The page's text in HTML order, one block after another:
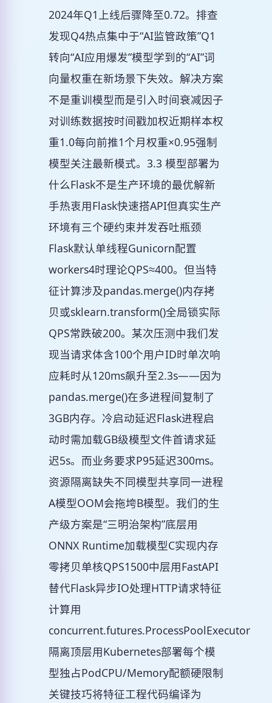
2024年Q1上线后骤降至0.72。排查
发现Q4热点集中于“AI监管政策”Q1
转向“AI应用爆发”模型学到的“AI”词
向量权重在新场景下失效。解决方案
不是重训模型而是引入时间衰减因子
对训练数据按时间戳加权近期样本权
重1.0每向前推1个月权重×0.95强制
模型关注最新模式。3.3 模型部署为
什么Flask不是生产环境的最优解新
手热衷用Flask快速搭API但真实生产
环境有三个硬约束并发吞吐瓶颈
Flask默认单线程Gunicorn配置
workers4时理论QPS≈400。但当特
征计算涉及pandas.merge()内存拷
贝或sklearn.transform()全局锁实际
QPS常跌破200。某次压测中我们发
现当请求体含100个用户ID时单次响
应耗时从120ms飙升至2.3s——因为
pandas.merge()在多进程间复制了
3GB内存。冷启动延迟Flask进程启
动时需加载GB级模型文件首请求延
迟5s。而业务要求P95延迟300ms。
资源隔离缺失不同模型共享同一进程
A模型OOM会拖垮B模型。我们的生
产级方案是“三明治架构”底层用
ONNX Runtime加载模型C实现内存
零拷贝单核QPS1500中层用FastAPI
替代Flask异步IO处理HTTP请求特征
计算用
concurrent.futures.ProcessPoolExecutor
隔离顶层用Kubernetes部署每个模
型独占PodCPU/Memory配额硬限制
关键技巧将特征工程代码编译为